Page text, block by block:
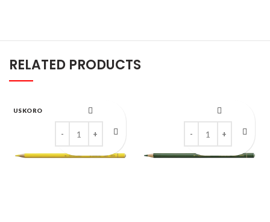
RELATED PRODUCTS
USKORO
Drvena akvarel bojica STABILO All žuta quantity
Drvena akvarel bojica